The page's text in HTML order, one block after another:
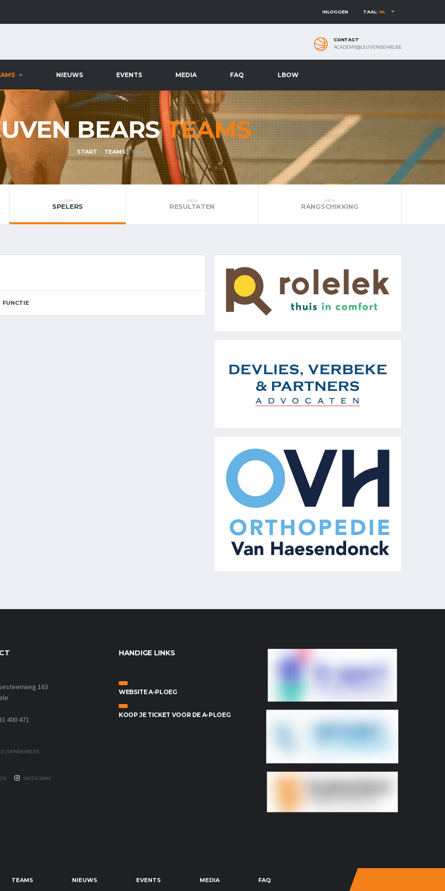
INLOGGEN TAAL: NL
CONTACT
ACADEMY@LEUVENBEARS.BE
NIEUWS EVENTS MEDIA FAQ LBOW
BEARSTEAMS
START TEAMS U10 A
U10 A
SPELERS
U10 A
RESULTATEN
U10 A
RANGSCHIKKING
FUNCTIE
163
400 471
INSTAGRAM
HANDIGE LINKS
WEBSITE A-PLOEG
KOOP JE TICKET VOOR DE A-PLOEG
TEAMS NIEUWS EVENTS MEDIA FAQ